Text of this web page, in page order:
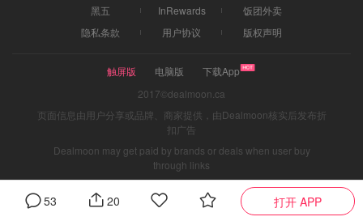
53 20 打开 APP
黑五
InRewards
饭团外卖
隐私条款
用户协议 版权声明
触屏版 电脑版
下载App
2017©dealmoon.ca
页面信息由用户分享或品牌、商家提供，由Dealmoon核实后发布折
扣广告
Dealmoon may get paid by brands or deals when user buy
through links